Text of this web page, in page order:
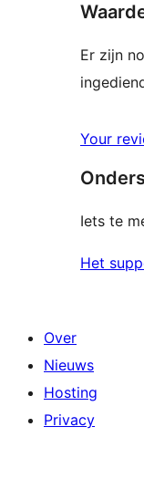
Er zijn
Your
Iets te
Het
Over
Nieuws
Hosting
Privacy